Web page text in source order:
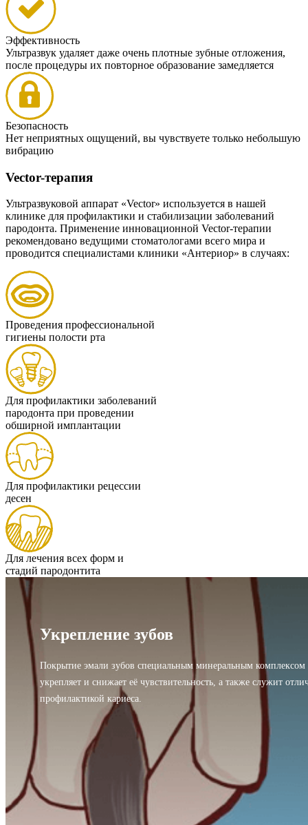
Эффективность
Ультразвук удаляет даже очень плотные зубные отложения,
после процедуры их повторное образование замедляется
Безопасность
Нет неприятных ощущений, вы чувствуете только небольшую
вибрацию
Vector-терапия
Ультразвуковой аппарат «Vector» используется в нашей
клинике для профилактики и стабилизации заболеваний
пародонта. Применение инновационной Vector-терапии
рекомендовано ведущими стоматологами всего мира и
проводится специалистами клиники «Антериор» в случаях:
Проведения профессиональной
гигиены полости рта
Для профилактики заболеваний
пародонта при проведении
обширной имплантации
Для профилактики рецессии
десен
Для лечения всех форм и
стадий пародонтита
Укрепление зубов
Покрытие эмали зубов специальным минеральным комплексом
укрепляет и снижает её чувствительность, а также служит
профилактикой кариеса.